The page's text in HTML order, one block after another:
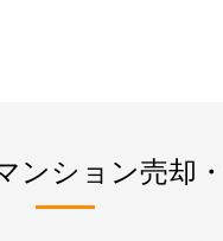
ンション売却